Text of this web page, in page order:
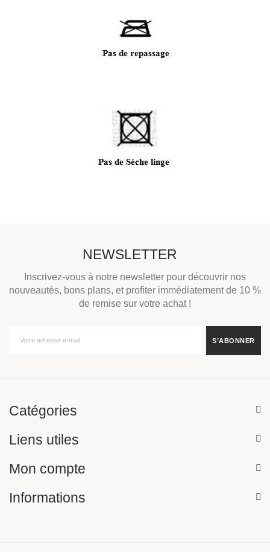
NEWSLETTER
Inscrivez-vous à notre newsletter pour découvrir nos
nouveautés, bons plans, et profiter immédiatement de 10 %
de remise sur votre achat !
Catégories
Liens utiles
Mon compte
Informations